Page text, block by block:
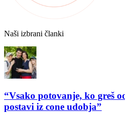
Naši izbrani članki
“Vsako potovanje, ko greš
postavi iz cone udobja”